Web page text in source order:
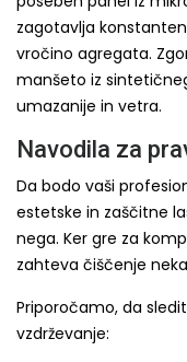
zagotavlja
vročino agregata.
manšeto iz
umazanije in vetra.
Navodila za
Da bodo vaši
estetske in zaščitne
nega. Ker gre za
zahteva čiščenje
Priporočamo, da
vzdrževanje: